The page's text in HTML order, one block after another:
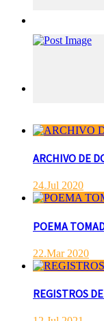
ARCHIVO DE
24.Jul 2020
POEMA
22.Mar 2020
REGISTROS